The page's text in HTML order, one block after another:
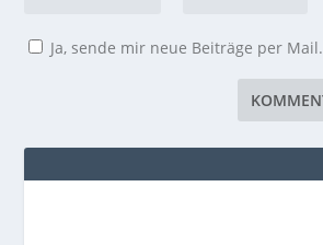
Ja, sende mir neue Beiträge per Mail.